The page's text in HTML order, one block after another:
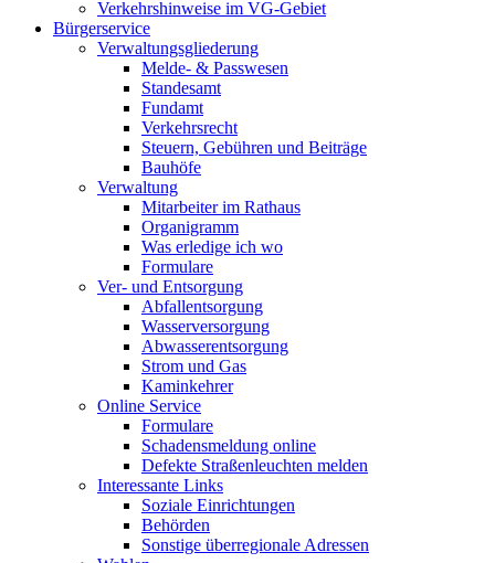
Verkehrshinweise im VG-Gebiet
Bürgerservice
Verwaltungsgliederung
Melde- & Passwesen
Standesamt
Fundamt
Verkehrsrecht
Steuern, Gebühren und Beiträge
Bauhöfe
Verwaltung
Mitarbeiter im Rathaus
Organigramm
Was erledige ich wo
Formulare
Ver- und Entsorgung
Abfallentsorgung
Wasserversorgung
Abwasserentsorgung
Strom und Gas
Kaminkehrer
Online Service
Formulare
Schadensmeldung online
Defekte Straßenleuchten melden
Interessante Links
Soziale Einrichtungen
Behörden
Sonstige überregionale Adressen